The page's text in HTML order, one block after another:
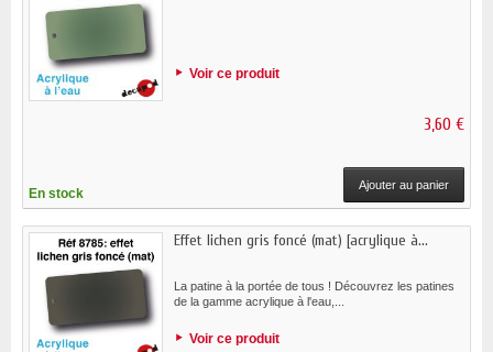
Voir ce produit
3,60 €
En stock
Ajouter au panier
Effet lichen gris foncé (mat) [acrylique à...
La patine à la portée de tous ! Découvrez les patines
de la gamme acrylique à l'eau,...
Voir ce produit